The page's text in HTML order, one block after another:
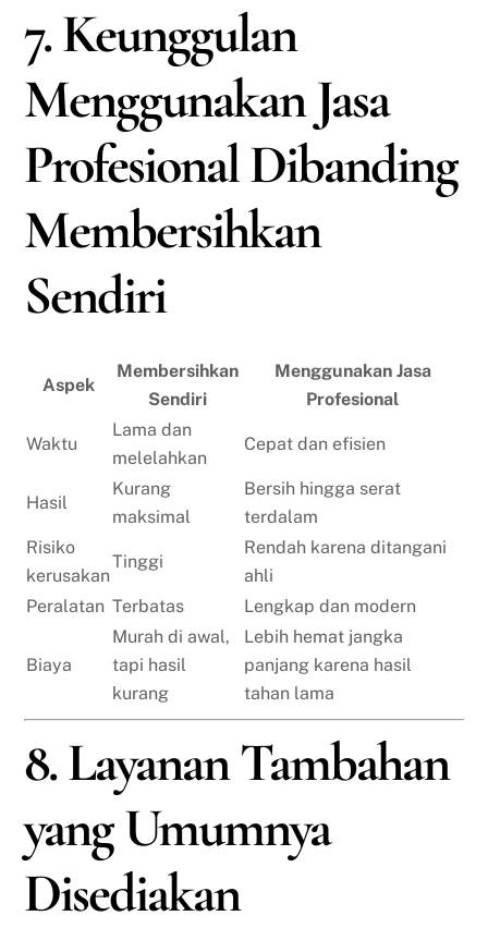
7. Keunggulan
Menggunakan Jasa
Profesional Dibanding
Membersihkan
Sendiri
Aspek
Membersihkan
Sendiri
Menggunakan Jasa
Profesional
Waktu
Lama dan
melelahkan
Cepat dan efisien
Hasil
Kurang
maksimal
Bersih hingga serat
terdalam
Risiko
kerusakan
Tinggi
Rendah karena ditangani
ahli
Peralatan Terbatas Lengkap dan modern
Biaya
Murah di awal,
tapi hasil
kurang
Lebih hemat jangka
panjang karena hasil
tahan lama
8. Layanan Tambahan
yang Umumnya
Disediakan